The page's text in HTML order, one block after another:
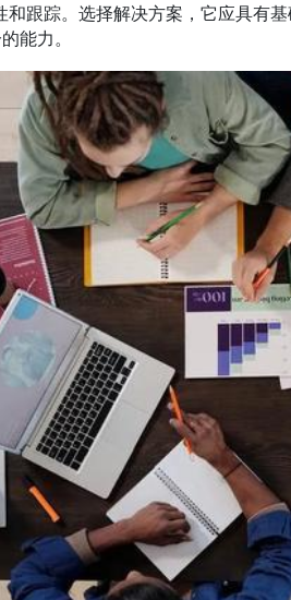
和跟踪。选择解决方案，它应具有
能力。